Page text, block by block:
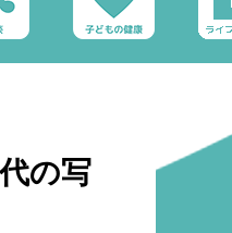
の写